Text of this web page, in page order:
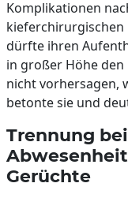
Komplikationen
kieferchirurgischen
dürfte ihren
in großer Höhe
nicht vorhersagen,
betonte sie und
Trennung
Gerüchte